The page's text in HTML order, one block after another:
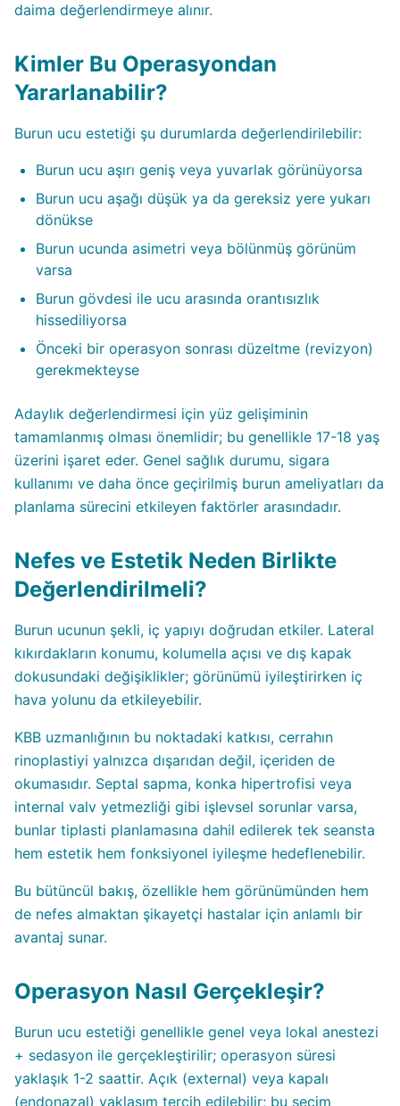
daima değerlendirmeye alınır.
Kimler Bu Operasyondan
Yararlanabilir?
Burun ucu estetiği şu durumlarda değerlendirilebilir:
Burun ucu aşırı geniş veya yuvarlak görünüyorsa
Burun ucu aşağı düşük ya da gereksiz yere yukarı
dönükse
Burun ucunda asimetri veya bölünmüş görünüm
varsa
Burun gövdesi ile ucu arasında orantısızlık
hissediliyorsa
Önceki bir operasyon sonrası düzeltme (revizyon)
gerekmekteyse
Adaylık değerlendirmesi için yüz gelişiminin
tamamlanmış olması önemlidir; bu genellikle 17-18 yaş
üzerini işaret eder. Genel sağlık durumu, sigara
kullanımı ve daha önce geçirilmiş burun ameliyatları da
planlama sürecini etkileyen faktörler arasındadır.
Nefes ve Estetik Neden Birlikte
Değerlendirilmeli?
Burun ucunun şekli, iç yapıyı doğrudan etkiler. Lateral
kıkırdakların konumu, kolumella açısı ve dış kapak
dokusundaki değişiklikler; görünümü iyileştirirken iç
hava yolunu da etkileyebilir.
KBB uzmanlığının bu noktadaki katkısı, cerrahın
rinoplastiyi yalnızca dışarıdan değil, içeriden de
okumasıdır. Septal sapma, konka hipertrofisi veya
internal valv yetmezliği gibi işlevsel sorunlar varsa,
bunlar tiplasti planlamasına dahil edilerek tek seansta
hem estetik hem fonksiyonel iyileşme hedeflenebilir.
Bu bütüncül bakış, özellikle hem görünümünden hem
de nefes almaktan şikayetçi hastalar için anlamlı bir
avantaj sunar.
Operasyon Nasıl Gerçekleşir?
Burun ucu estetiği genellikle genel veya lokal anestezi
+ sedasyon ile gerçekleştirilir; operasyon süresi
yaklaşık 1-2 saattir. Açık (external) veya kapalı
(endonazal) yaklaşım tercih edilebilir; bu seçim